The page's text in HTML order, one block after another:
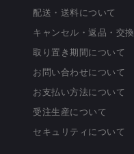
配送・送料について
キャンセル・返品・交換
取り置き期間について
お問い合わせについて
お支払い方法について
受注生産について
セキュリティについて